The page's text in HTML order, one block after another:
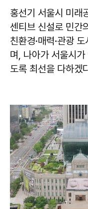
홍선기 서울시 미래
센티브 신설로 민간
친환경·매력·관광
며, 나아가 서울시
도록 최선을 다하겠